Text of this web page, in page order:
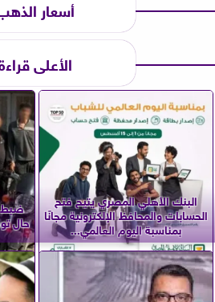
أسعار
الأعلى
البنك الأهلي المصري يتيح فتح
الحسابات والمحافظ الإلكترونية مجانًا
بمناسبة اليوم العالمي...
ضبط
حال